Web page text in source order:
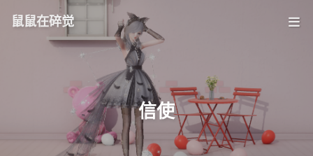
鼠鼠在碎觉
信使